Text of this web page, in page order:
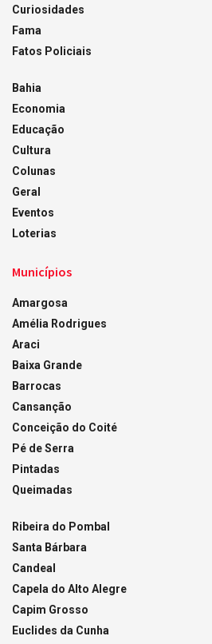
Curiosidades
Fama
Fatos Policiais
Bahia
Economia
Educação
Cultura
Colunas
Geral
Eventos
Loterias
Municípios
Amargosa
Amélia Rodrigues
Araci
Baixa Grande
Barrocas
Cansanção
Conceição do Coité
Pé de Serra
Pintadas
Queimadas
Ribeira do Pombal
Santa Bárbara
Candeal
Capela do Alto Alegre
Capim Grosso
Euclides da Cunha